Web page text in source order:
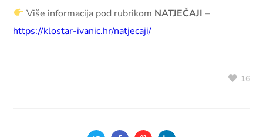
Više informacija pod rubrikom NATJEČAJI –
https://klostar-ivanic.hr/natjecaji/
16